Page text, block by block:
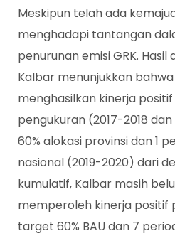
Meskipun telah ada
menghadapi tantangan
penurunan emisi GRK. Hasil
Kalbar menunjukkan
menghasilkan kinerja
pengukuran (2017-2018
60% alokasi provinsi dan 1
nasional (2019-2020) dari
kumulatif, Kalbar masih
memperoleh kinerja positif
target 60% BAU dan 7